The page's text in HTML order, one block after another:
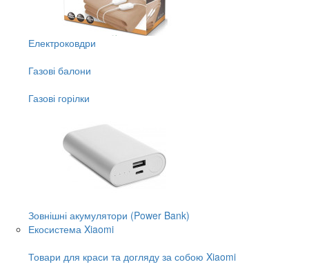
Електроковдри
Газові балони
Газові горілки
Зовнішні акумулятори (Power Bank)
Екосистема Xiaomi
Товари для краси та догляду за собою Xiaomi